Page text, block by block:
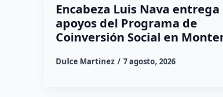
Encabeza Luis Nava entrega
apoyos del Programa de
Coinversión Social en
Dulce Martinez 7 agosto, 2026